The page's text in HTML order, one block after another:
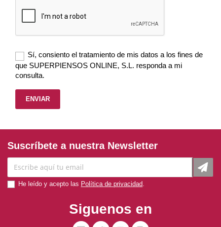
Sí, consiento el tratamiento de mis datos a los fines de
que SUPERPIENSOS ONLINE, S.L. responda a mi
consulta.
Suscríbete a nuestra Newsletter
He leído y acepto las Política de privacidad
Siguenos en